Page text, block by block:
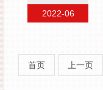
2022-06
首页 上一页